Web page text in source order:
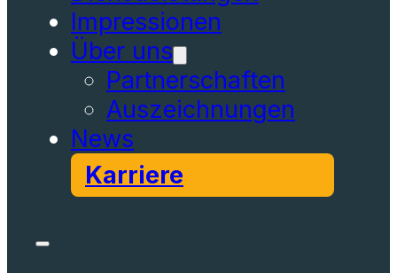
Impressionen
Über uns
Partnerschaften
Auszeichnungen
News
Karriere